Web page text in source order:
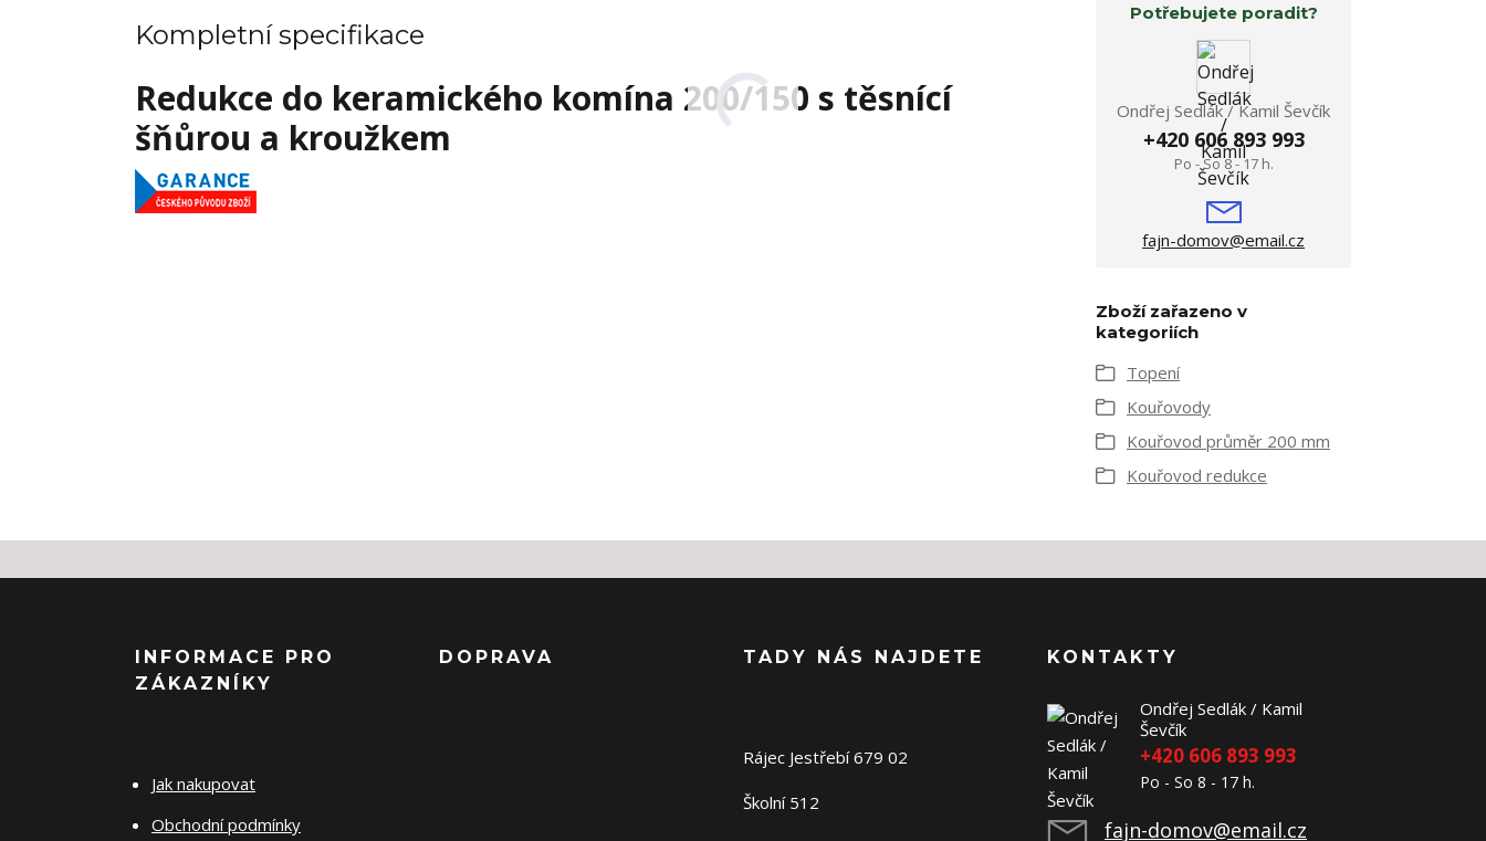
Kompletní specifikace
Redukce do keramického komína 200/150 s těsnící
šňůrou a kroužkem
Potřebujete poradit?
Ondřej Sedlák / Kamil Ševčík
+420 606 893 993
Po - So 8 - 17 h.
fajn-domov@email.cz
Zboží zařazeno v
kategoriích
Topení
Kouřovody
Kouřovod průměr 200 mm
Kouřovod redukce
INFORMACE PRO
ZÁKAZNÍKY
Jak nakupovat
Obchodní podmínky
DOPRAVA TADY NÁS NAJDETE
Rájec Jestřebí 679 02
Školní 512
KONTAKTY
Ondřej Sedlák / Kamil
Ševčík
+420 606 893 993
Po - So 8 - 17 h.
fajn-domov@email.cz